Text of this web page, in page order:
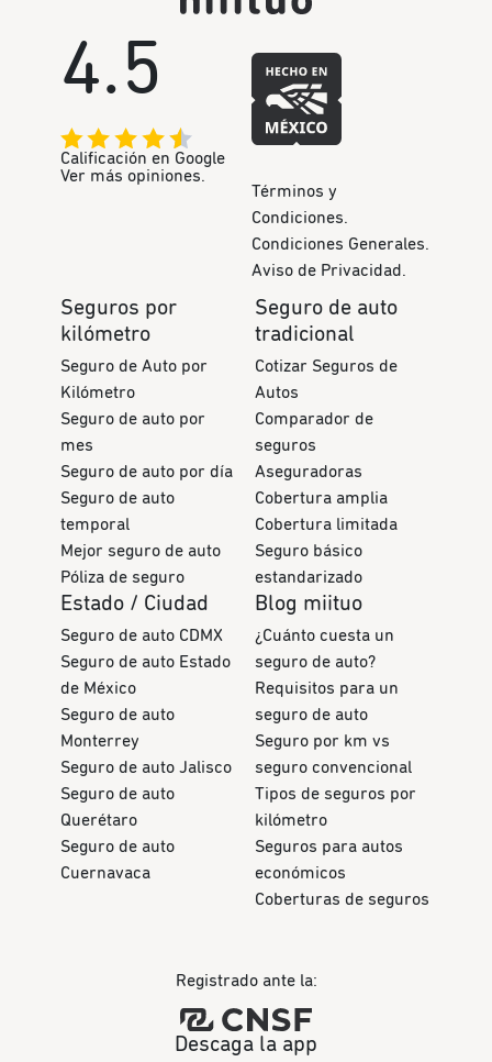
4.5
Calificación en Google
Ver más opiniones.
Términos y
Condiciones.
Condiciones Generales.
Aviso de Privacidad.
Seguros por
kilómetro
Seguro de Auto por
Kilómetro
Seguro de auto por
mes
Seguro de auto por día
Seguro de auto
temporal
Mejor seguro de auto
Póliza de seguro
Seguro de auto
tradicional
Cotizar Seguros de
Autos
Comparador de
seguros
Aseguradoras
Cobertura amplia
Cobertura limitada
Seguro básico
estandarizado
Estado / Ciudad
Seguro de auto CDMX
Seguro de auto Estado
de México
Seguro de auto
Monterrey
Seguro de auto Jalisco
Seguro de auto
Querétaro
Seguro de auto
Cuernavaca
Blog miituo
¿Cuánto cuesta un
seguro de auto?
Requisitos para un
seguro de auto
Seguro por km vs
seguro convencional
Tipos de seguros por
kilómetro
Seguros para autos
económicos
Coberturas de seguros
Registrado ante la:
Descaga la app